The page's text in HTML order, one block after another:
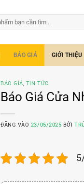
BÁO GIÁ GIỚI THIỆU
BÁO GIÁ, TIN TỨC
Báo Giá Cửa
ĐĂNG VÀO 23/05/2025 BỞI